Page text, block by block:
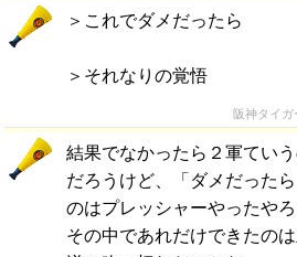
＞これでダメだったら
＞それなりの覚悟
阪神タイガ
結果でなかったら２軍てい
だろうけど、「ダメだった
のはプレッシャーやったやろ
その中であれだけできたの